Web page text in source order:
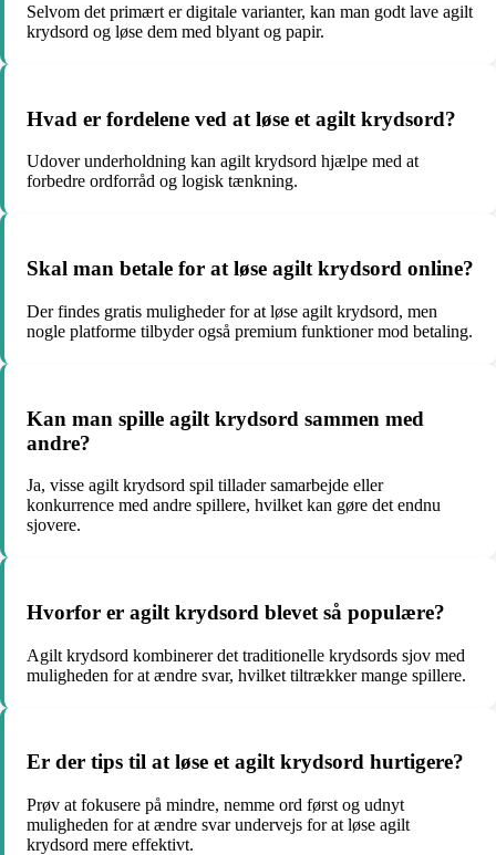
Selvom det primært er digitale varianter, kan man godt lave agilt
krydsord og løse dem med blyant og papir.
Hvad er fordelene ved at løse et agilt krydsord?
Udover underholdning kan agilt krydsord hjælpe med at
forbedre ordforråd og logisk tænkning.
Skal man betale for at løse agilt krydsord online?
Der findes gratis muligheder for at løse agilt krydsord, men
nogle platforme tilbyder også premium funktioner mod betaling.
Kan man spille agilt krydsord sammen med
andre?
Ja, visse agilt krydsord spil tillader samarbejde eller
konkurrence med andre spillere, hvilket kan gøre det endnu
sjovere.
Hvorfor er agilt krydsord blevet så populære?
Agilt krydsord kombinerer det traditionelle krydsords sjov med
muligheden for at ændre svar, hvilket tiltrækker mange spillere.
Er der tips til at løse et agilt krydsord hurtigere?
Prøv at fokusere på mindre, nemme ord først og udnyt
muligheden for at ændre svar undervejs for at løse agilt
krydsord mere effektivt.